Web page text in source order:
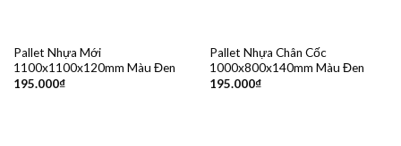
Pallet Nhựa Mới
1100x1100x120mm Màu Đen
195.000₫
Pallet Nhựa Chân Cốc
1000x800x140mm Màu Đen
195.000₫